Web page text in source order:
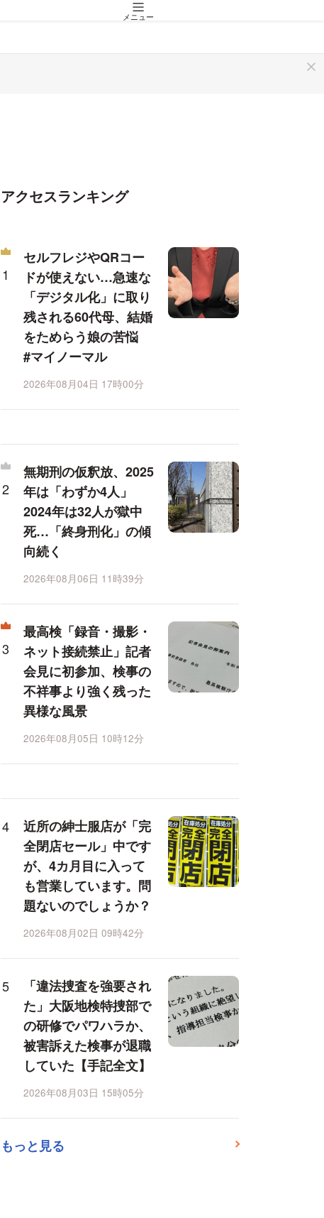
メニュー
アクセスランキング
セルフレジやQRコー
ドが使えない…急速な
「デジタル化」に取り
残される60代母、結婚
をためらう娘の苦悩
#マイノーマル
2026年08月04日 17時00分
無期刑の仮釈放、2025
年は「わずか4人」
2024年は32人が獄中
死…「終身刑化」の傾
向続く
2026年08月06日 11時39分
最高検「録音・撮影・
ネット接続禁止」記者
会見に初参加、検事の
不祥事より強く残った
異様な風景
2026年08月05日 10時12分
近所の紳士服店が「完
全閉店セール」中です
が、4カ月目に入って
も営業しています。問
題ないのでしょうか？
2026年08月02日 09時42分
「違法捜査を強要され
た」大阪地検特捜部で
の研修でパワハラか、
被害訴えた検事が退職
していた【手記全文】
2026年08月03日 15時05分
もっと見る